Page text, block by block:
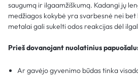
saugumą ir ilgaamžiškumą. Kadangi jų
medžiagos kokybė yra svarbesnė nei bet
metalai gali sukelti odos reakcijas dėl
Prieš dovanojant nuolatinius
Ar gavėjo gyvenimo būdas tinka